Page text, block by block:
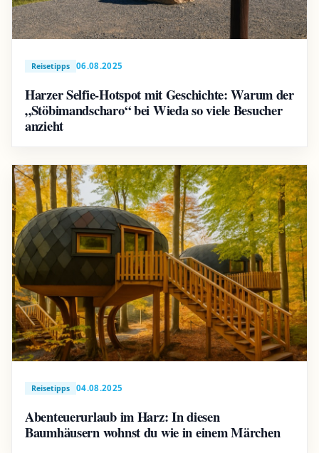
Reisetipps 06.08.2025
Harzer Selfie-Hotspot mit Geschichte: Warum der
„Stöbimandscharo“ bei Wieda so viele Besucher
anzieht
Reisetipps 04.08.2025
Abenteuerurlaub im Harz: In diesen
Baumhäusern wohnst du wie in einem Märchen